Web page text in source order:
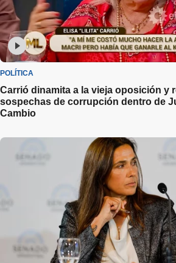
POLÍTICA
Carrió dinamita a la vieja oposición y
sospechas de corrupción dentro de
Cambio